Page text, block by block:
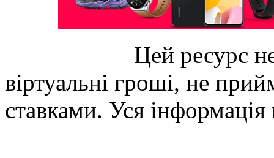
Цей ресурс
віртуальні гроші, не
ставками. Уся